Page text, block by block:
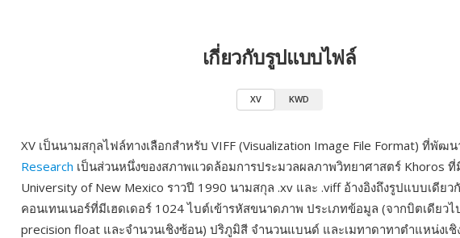
เกี่ยวกับรูปแบบไฟล์
XV KWD
XV เป็นนามสกุลไฟล์ทางเลือกสำหรับ VIFF (Visualization Image File Format) ที่พัฒ
Research เป็นส่วนหนึ่งของสภาพแวดล้อมการประมวลผลภาพวิทยาศาสตร์ Khoros
University of New Mexico ราวปี 1990 นามสกุล .xv และ .viff อ้างอิงถึงรูปแบบเดีย
คอนเทนเนอร์ที่มีเฮดเดอร์ 1024 ไบต์เข้ารหัสขนาดภาพ ประเภทข้อมูล (จากบิตเดียว
precision float และจำนวนเชิงซ้อน) ปริภูมิสี จำนวนแบนด์ และเมทาดาทาตำแหน่งเ